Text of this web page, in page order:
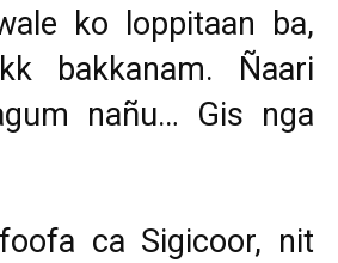
ko loppitaan ba,
bakkanam. Ñaari
nañu… Gis nga
ca Sigicoor, nit